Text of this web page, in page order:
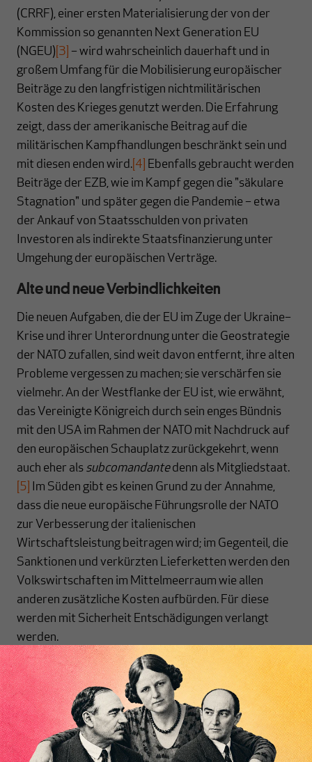
(CRRF), einer ersten Materialisierung der von der
Kommission so genannten Next Generation EU
(NGEU) [3] – wird wahrscheinlich dauerhaft und in
großem Umfang für die Mobilisierung europäischer
Beiträge zu den langfristigen nichtmilitärischen
Kosten des Krieges genutzt werden. Die Erfahrung
zeigt, dass der amerikanische Beitrag auf die
militärischen Kampfhandlungen beschränkt sein und
mit diesen enden wird. [4] Ebenfalls gebraucht werden
Beiträge der EZB, wie im Kampf gegen die "säkulare
Stagnation" und später gegen die Pandemie – etwa
der Ankauf von Staatsschulden von privaten
Investoren als indirekte Staatsfinanzierung unter
Umgehung der europäischen Verträge.
Alte und neue Verbindlichkeiten
Die neuen Aufgaben, die der EU im Zuge der Ukraine–
Krise und ihrer Unterordnung unter die Geostrategie
der NATO zufallen, sind weit davon entfernt, ihre alten
Probleme vergessen zu machen; sie verschärfen sie
vielmehr. An der Westflanke der EU ist, wie erwähnt,
das Vereinigte Königreich durch sein enges Bündnis
mit den USA im Rahmen der NATO mit Nachdruck auf
den europäischen Schauplatz zurückgekehrt, wenn
auch eher als subcomandantedenn als Mitgliedstaat.
[5] Im Süden gibt es keinen Grund zu der Annahme,
dass die neue europäische Führungsrolle der NATO
zur Verbesserung der italienischen
Wirtschaftsleistung beitragen wird; im Gegenteil, die
Sanktionen und verkürzten Lieferketten werden den
Volkswirtschaften im Mittelmeerraum wie allen
anderen zusätzliche Kosten aufbürden. Für diese
werden mit Sicherheit Entschädigungen verlangt
werden.
Allerdings werden die reichen Mitgliedstaaten der EU
damit beschäftigt sein, ihre Verteidigungsausgaben
gegen den absehbaren Widerstand ihrer Bürger auf
das von der NATO geforderte, ständig steigende
Niveau anzuheben, zusätzlich zu ihrer finanziellen
Unterstützung weiterer, auf dem Weg zum NATO-